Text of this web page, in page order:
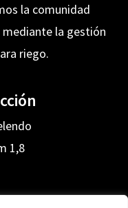
la comunidad
la gestión
riego.
1,8